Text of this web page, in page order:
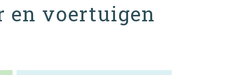
en voertuigen